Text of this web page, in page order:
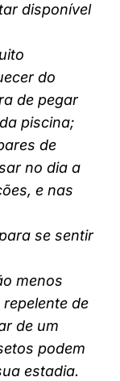
disponível
do
de pegar
piscina;
de
no dia a
e nas
se sentir
menos
de
de um
podem
estadia.